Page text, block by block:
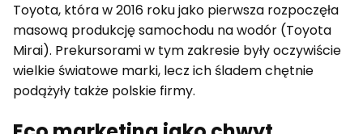
Toyota, która w 2016 roku jako pierwsza rozpoczęła
masową produkcję samochodu na wodór (Toyota
Mirai). Prekursorami w tym zakresie były oczywiście
wielkie światowe marki, lecz ich śladem chętnie
podążyły także polskie firmy.